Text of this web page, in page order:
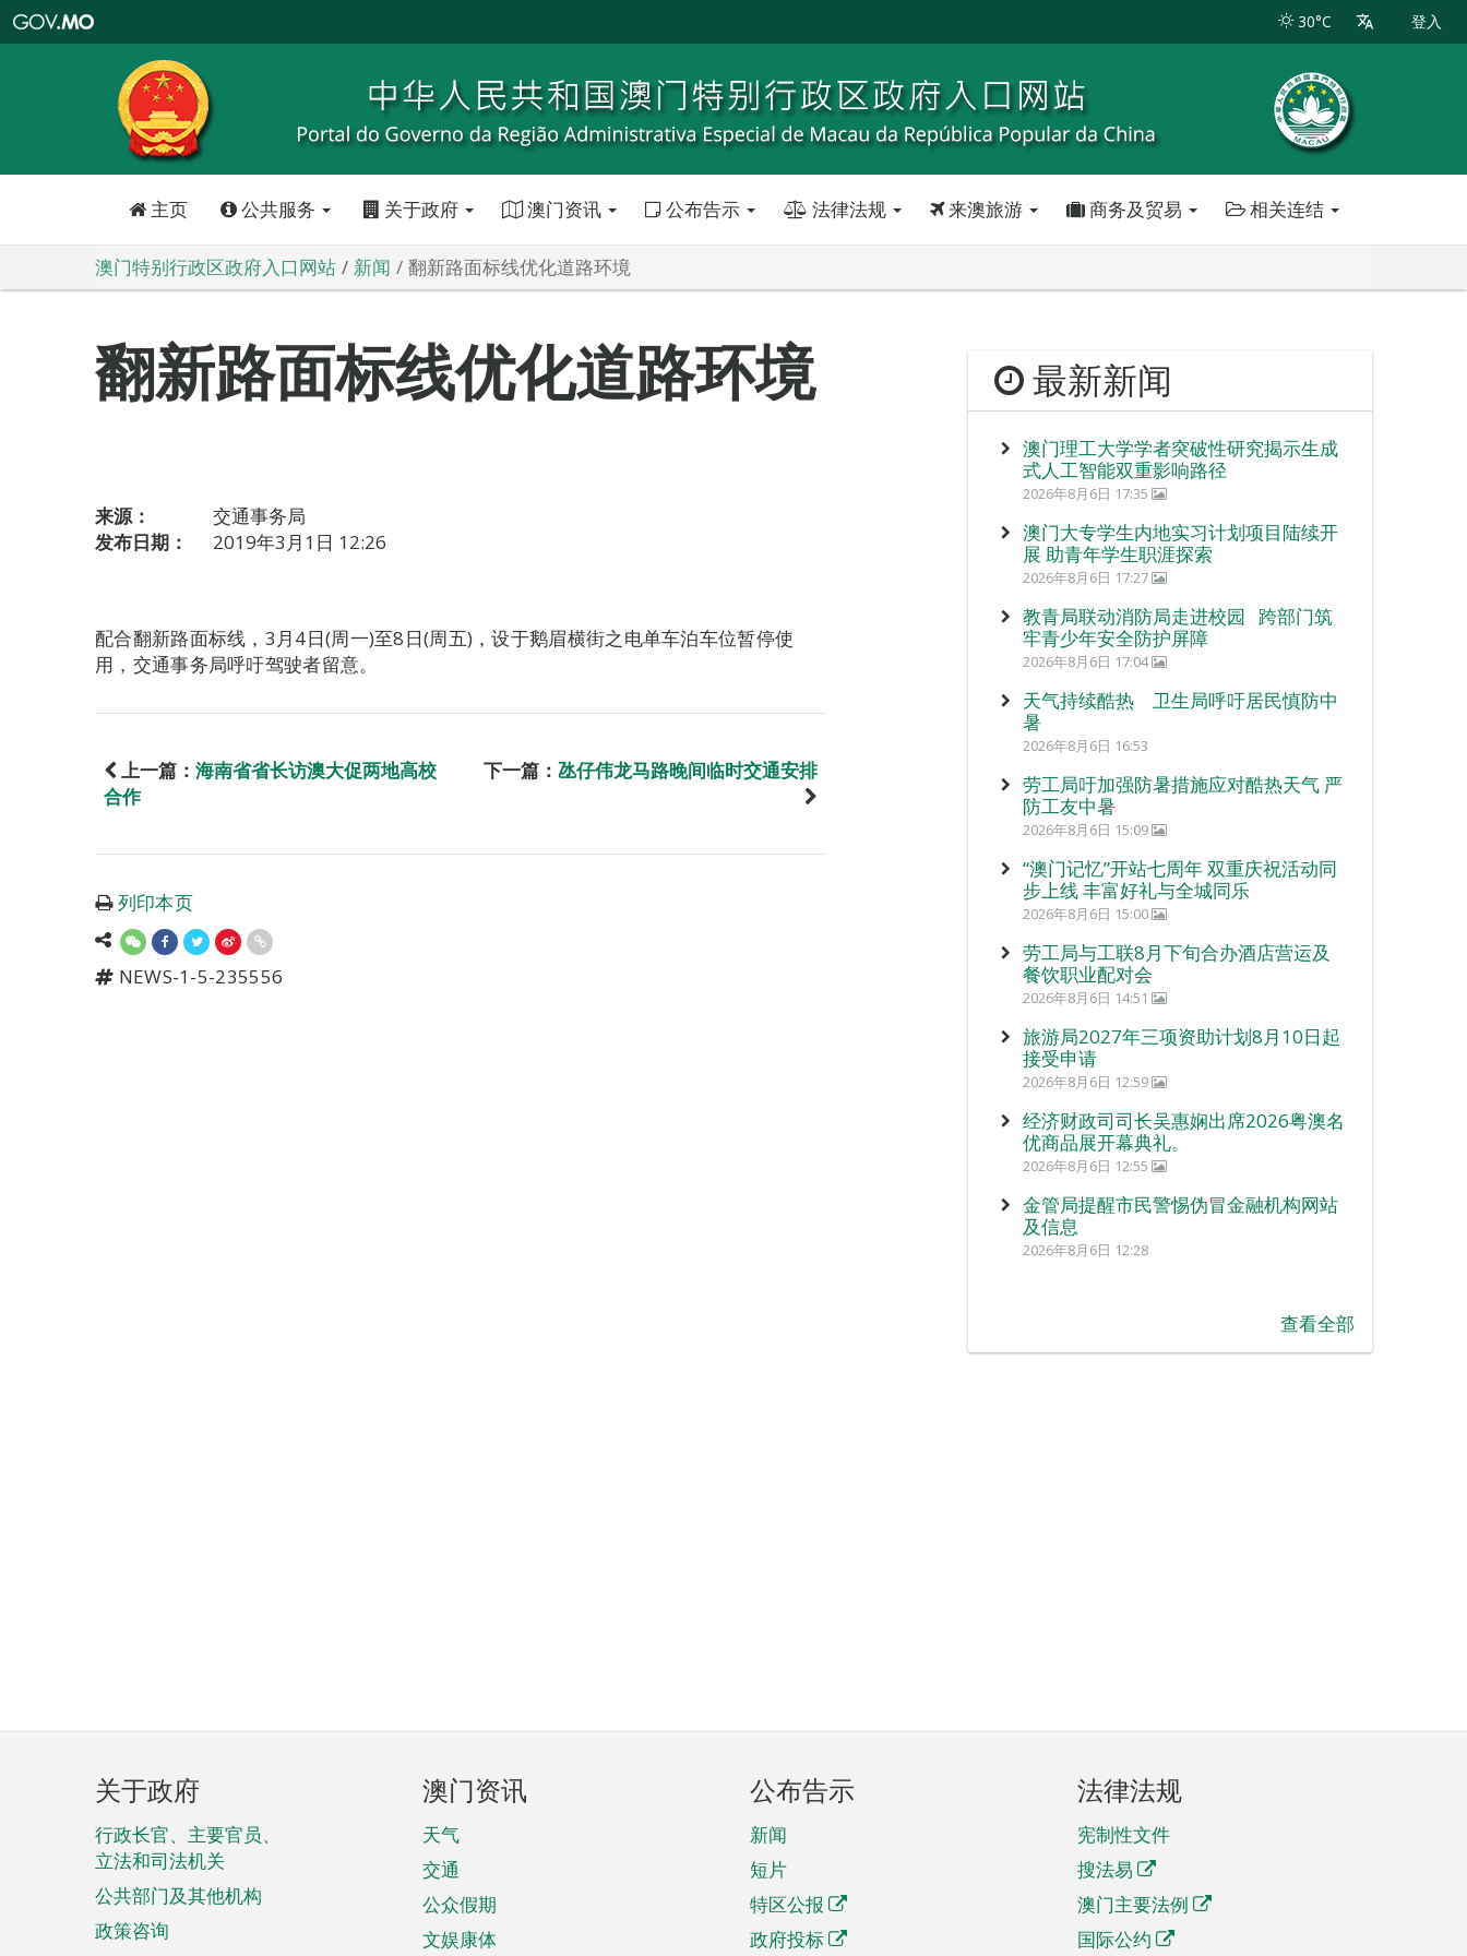
特
政
区
政
口
30°C 登入
主页 公共服务 关于政府 澳门资讯 公布告示 法律法规 来澳旅游 商务及贸易 相关连结
澳门特别行政区政府入口网站 新闻 翻新路面标线优化道路环境
翻新路面标线优化道路环境
来源：
交通事务局
发布日期：
2019年3月1日 12:26
配合翻新路面标线，3月4日(周一)至8日(周五)，设于鹅眉横街之电单车泊车位暂停使
用，交通事务局呼吁驾驶者留意。
上一篇： 海南省省长访澳大促两地高校
合作
下一篇： 氹仔伟龙马路晚间临时交通安排
列印本页
NEWS-1-5-235556
最新新闻
澳门理工大学学者突破性研究揭示生成
式人工智能双重影响路径
2026年8月6日 17:35
澳门大专学生内地实习计划项目陆续开
展 助青年学生职涯探索
2026年8月6日 17:27
教青局联动消防局走进校园 跨部门筑
牢青少年安全防护屏障
2026年8月6日 17:04
天气持续酷热 卫生局呼吁居民慎防中
暑
2026年8月6日 16:53
劳工局吁加强防暑措施应对酷热天气 严
防工友中暑
2026年8月6日 15:09
“澳门记忆”开站七周年 双重庆祝活动同
步上线 丰富好礼与全城同乐
2026年8月6日 15:00
劳工局与工联8月下旬合办酒店营运及
餐饮职业配对会
2026年8月6日 14:51
旅游局2027年三项资助计划8月10日起
接受申请
2026年8月6日 12:59
经济财政司司长吴惠娴出席2026粤澳名
优商品展开幕典礼。
2026年8月6日 12:55
金管局提醒市民警惕伪冒金融机构网站
及信息
2026年8月6日 12:28
查看全部
页
脚
菜
单
关于政府
行政长官、主要官员、
立法和司法机关
公共部门及其他机构
政策咨询
澳门资讯
天气
交通
公众假期
文娱康体
公布告示
新闻
短片
特区公报
政府投标
法律法规
宪制性文件
搜法易
澳门主要法例
国际公约